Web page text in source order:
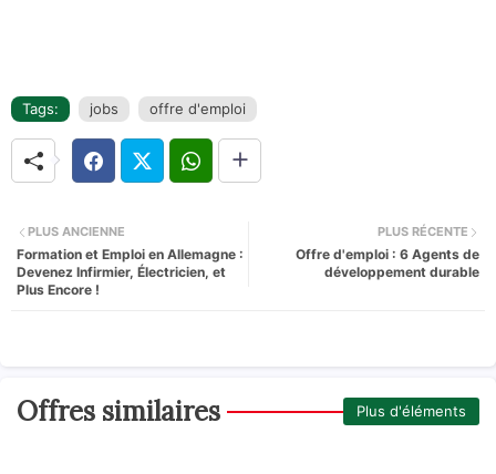
Tags: jobs offre d'emploi
PLUS RÉCENTE
Offre d'emploi : 6 Agents de
développement durable
PLUS ANCIENNE
Formation et Emploi en Allemagne :
Devenez Infirmier, Électricien, et
Plus Encore !
Offres similaires Plus d'éléments